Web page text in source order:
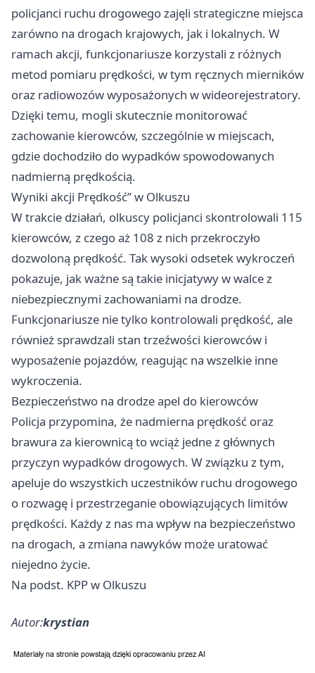
policjanci ruchu drogowego zajęli strategiczne miejsca
zarówno na drogach krajowych, jak i lokalnych. W
ramach akcji, funkcjonariusze korzystali z różnych
metod pomiaru prędkości, w tym ręcznych mierników
oraz radiowozów wyposażonych w wideorejestratory.
Dzięki temu, mogli skutecznie monitorować
zachowanie kierowców, szczególnie w miejscach,
gdzie dochodziło do wypadków spowodowanych
nadmierną prędkością.
Wyniki akcji Prędkość” w Olkuszu
W trakcie działań, olkuscy policjanci skontrolowali 115
kierowców, z czego aż 108 z nich przekroczyło
dozwoloną prędkość. Tak wysoki odsetek wykroczeń
pokazuje, jak ważne są takie inicjatywy w walce z
niebezpiecznymi zachowaniami na drodze.
Funkcjonariusze nie tylko kontrolowali prędkość, ale
również sprawdzali stan trzeźwości kierowców i
wyposażenie pojazdów, reagując na wszelkie inne
wykroczenia.
Bezpieczeństwo na drodze apel do kierowców
Policja przypomina, że nadmierna prędkość oraz
brawura za kierownicą to wciąż jedne z głównych
przyczyn wypadków drogowych. W związku z tym,
apeluje do wszystkich uczestników ruchu drogowego
o rozwagę i przestrzeganie obowiązujących limitów
prędkości. Każdy z nas ma wpływ na bezpieczeństwo
na drogach, a zmiana nawyków może uratować
niejedno życie.
Na podst. KPP w Olkuszu
Autor:krystian